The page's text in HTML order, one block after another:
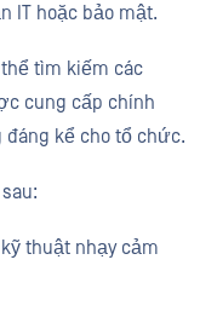
IT hoặc bảo mật.
tìm kiếm các
cung cấp chính
kể cho tổ chức.
thuật nhạy cảm